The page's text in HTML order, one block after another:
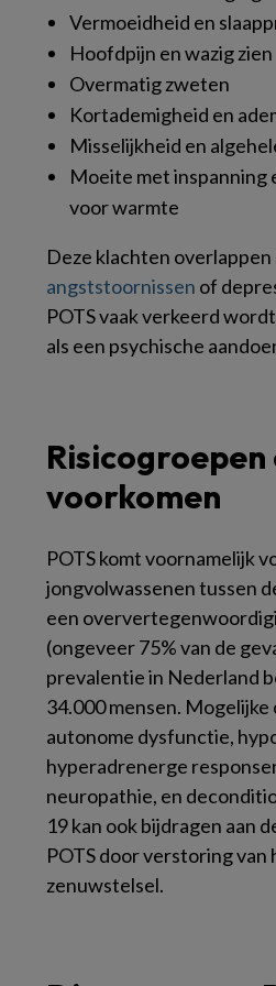
Vermoeidheid en
Hoofdpijn en wazig zien
Overmatig zweten
Kortademigheid en
Misselijkheid en
Moeite met inspanning
voor warmte
Deze klachten overlappen
angststoornissen of
POTS vaak verkeerd
als een psychische
Risicogroepen
voorkomen
POTS komt voornamelijk
jongvolwassenen tussen
een
(ongeveer 75% van de
prevalentie in Nederland
34.000 mensen. Mogelijke
autonome dysfunctie,
hyperadrenerge
neuropathie, en
19 kan ook bijdragen aan
POTS door verstoring van
zenuwstelsel.